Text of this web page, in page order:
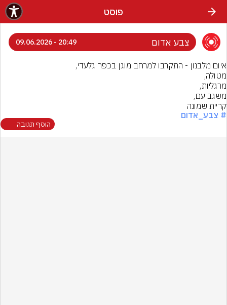
פוסט
צבע אדום 20:49 - 09.06.2026
קריית שמונה
# צבע_אדום
הוסף תגובה